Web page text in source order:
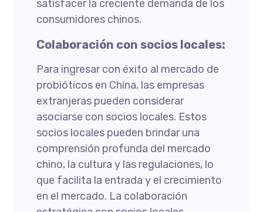
satisfacer la creciente demanda de los
consumidores chinos.
Colaboración con socios locales:
Para ingresar con éxito al mercado de
probióticos en China, las empresas
extranjeras pueden considerar
asociarse con socios locales. Estos
socios locales pueden brindar una
comprensión profunda del mercado
chino, la cultura y las regulaciones, lo
que facilita la entrada y el crecimiento
en el mercado. La colaboración